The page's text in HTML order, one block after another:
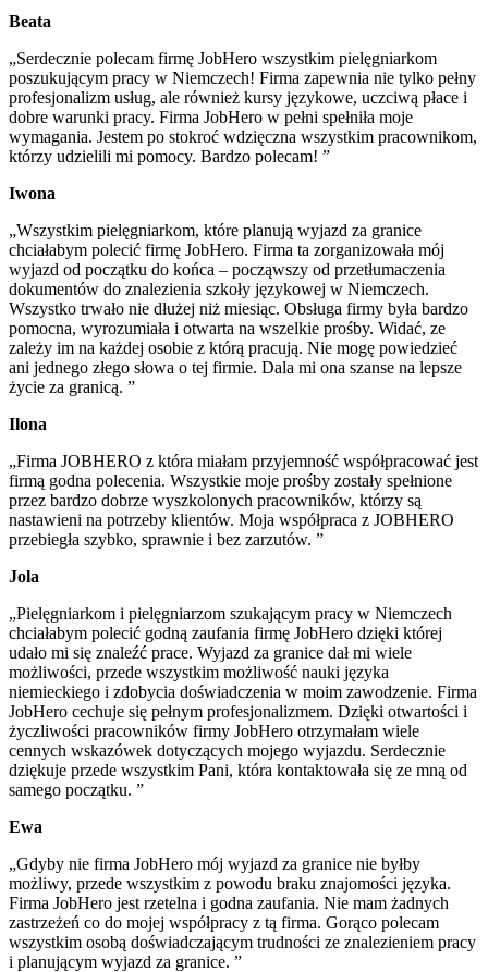
Beata
„Serdecznie polecam firmę JobHero wszystkim pielęgniarkom
poszukującym pracy w Niemczech! Firma zapewnia nie tylko pełny
profesjonalizm usług, ale również kursy językowe, uczciwą płace i
dobre warunki pracy. Firma JobHero w pełni spełniła moje
wymagania. Jestem po stokroć wdzięczna wszystkim pracownikom,
którzy udzielili mi pomocy. Bardzo polecam! ”
Iwona
„Wszystkim pielęgniarkom, które planują wyjazd za granice
chciałabym polecić firmę JobHero. Firma ta zorganizowała mój
wyjazd od początku do końca – począwszy od przetłumaczenia
dokumentów do znalezienia szkoły językowej w Niemczech.
Wszystko trwało nie dłużej niż miesiąc. Obsługa firmy była bardzo
pomocna, wyrozumiała i otwarta na wszelkie prośby. Widać, ze
zależy im na każdej osobie z którą pracują. Nie mogę powiedzieć
ani jednego złego słowa o tej firmie. Dala mi ona szanse na lepsze
życie za granicą. ”
Ilona
„Firma JOBHERO z która miałam przyjemność współpracować jest
firmą godna polecenia. Wszystkie moje prośby zostały spełnione
przez bardzo dobrze wyszkolonych pracowników, którzy są
nastawieni na potrzeby klientów. Moja współpraca z JOBHERO
przebiegła szybko, sprawnie i bez zarzutów. ”
Jola
„Pielęgniarkom i pielęgniarzom szukającym pracy w Niemczech
chciałabym polecić godną zaufania firmę JobHero dzięki której
udało mi się znaleźć prace. Wyjazd za granice dał mi wiele
możliwości, przede wszystkim możliwość nauki języka
niemieckiego i zdobycia doświadczenia w moim zawodzenie. Firma
JobHero cechuje się pełnym profesjonalizmem. Dzięki otwartości i
życzliwości pracowników firmy JobHero otrzymałam wiele
cennych wskazówek dotyczących mojego wyjazdu. Serdecznie
dziękuje przede wszystkim Pani, która kontaktowała się ze mną od
samego początku. ”
Ewa
„Gdyby nie firma JobHero mój wyjazd za granice nie byłby
możliwy, przede wszystkim z powodu braku znajomości języka.
Firma JobHero jest rzetelna i godna zaufania. Nie mam żadnych
zastrzeżeń co do mojej współpracy z tą firma. Gorąco polecam
wszystkim osobą doświadczającym trudności ze znalezieniem pracy
i planującym wyjazd za granice. ”